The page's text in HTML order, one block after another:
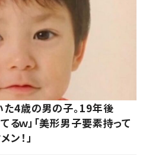
た4歳の男の子。19年後
ｗ」「美形男子要素持って
ン！」